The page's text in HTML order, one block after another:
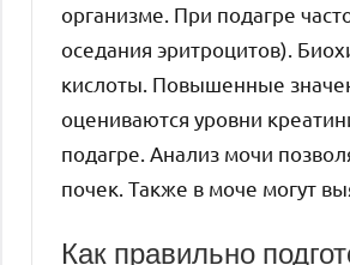
организме. При подагре
оседания эритроцитов).
кислоты. Повышенные
оцениваются уровни
подагре. Анализ мочи
почек. Также в моче могут
Как правильно